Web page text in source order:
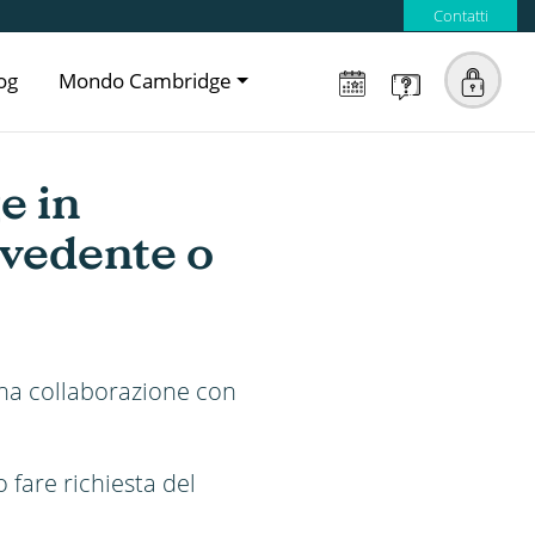
Contatti
Mondo Cambridge
in
o
collaborazione con
fare richiesta del